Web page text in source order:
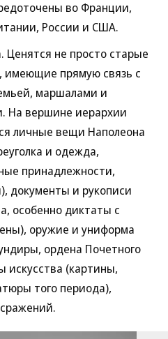
во Франции,
России и США.
Ценятся не просто старые
прямую связь с
маршалами и
На вершине иерархии
личные вещи Наполеона
и одежда,
принадлежности,
документы и рукописи
особенно диктаты с
оружие и униформа
ордена Почетного
искусства (картины,
того периода),